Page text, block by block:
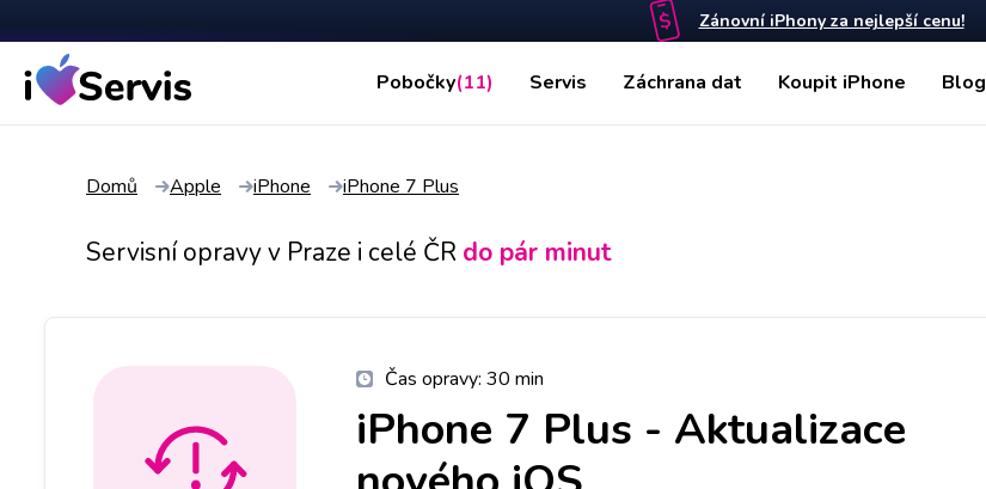
Zánovní iPhony za nejlepší cenu!
Pobočky(11) Servis Záchrana dat Koupit iPhone Blog
Domů Apple iPhone iPhone 7 Plus
Servisní opravy v Praze i celé ČR do pár minut
Čas opravy: 30 min
iPhone 7 Plus - Aktualizace